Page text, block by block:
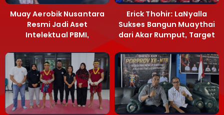
Muay Aerobik Nusantara
Resmi Jadi Aset
Intelektual PBMI,
Terobosan Bangun
Grassroots
Erick Thohir: LaNyalla
Sukses Bangun Muaythai
dari Akar Rumput, Target